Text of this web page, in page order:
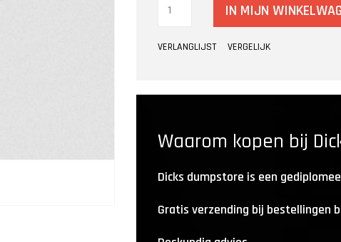
IN MIJN
VERLANGLIJST VERGELIJK
Waarom kopen bij
Dicks dumpstore is een
Gratis verzending bij bestellingen